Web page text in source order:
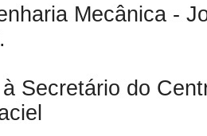
Mecânica -
Secretário do